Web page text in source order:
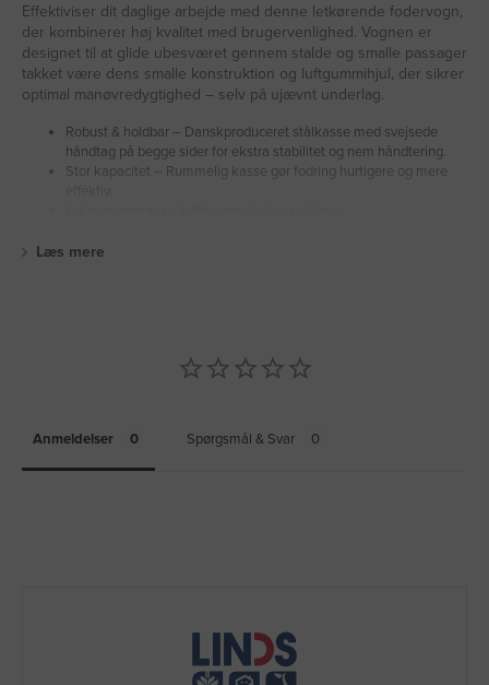
Effektiviser dit daglige arbejde med denne letkørende fodervogn,
der kombinerer høj kvalitet med brugervenlighed. Vognen er
designet til at glide ubesværet gennem stalde og smalle passager
takket være dens smalle konstruktion og luftgummihjul, der sikrer
optimal manøvredygtighed – selv på ujævnt underlag.
Robust & holdbar – Danskproduceret stålkasse med svejsede
håndtag på begge sider for ekstra stabilitet og nem håndtering.
Stor kapacitet – Rummelig kasse gør fodring hurtigere og mere
Læs mere
Anmeldelser Spørgsmål & Svar